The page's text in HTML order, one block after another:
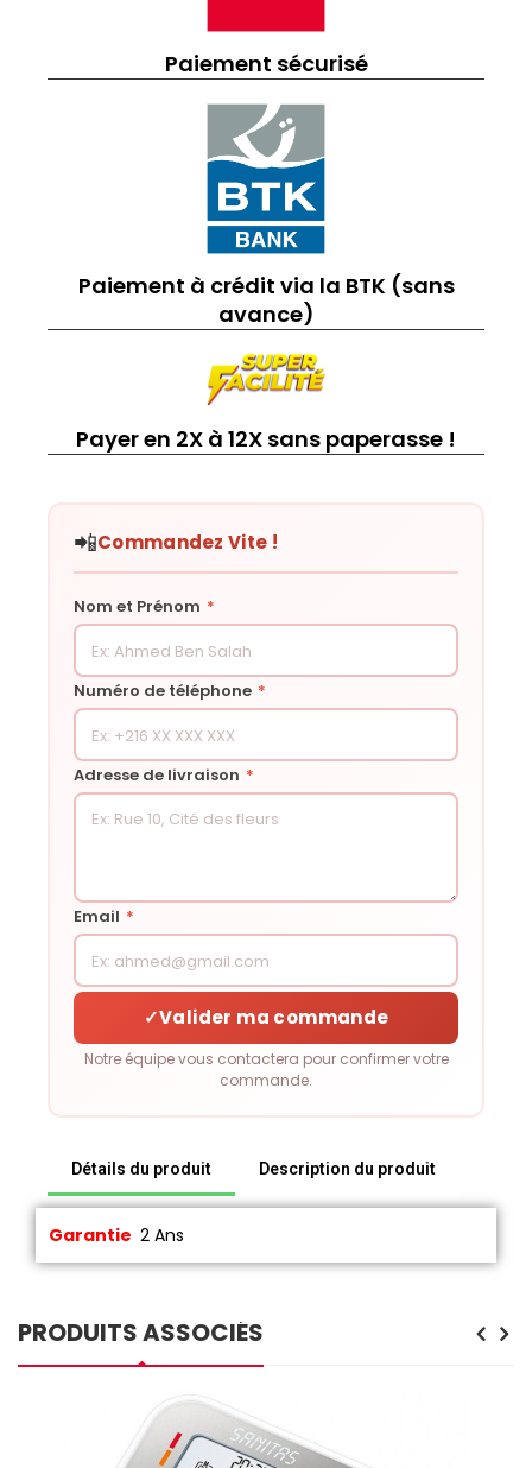
Paiement sécurisé
Paiement à crédit via la BTK (sans
avance)
Payer en 2X à 12X sans paperasse !
📲Commandez Vite !
Nom et Prénom *
Numéro de téléphone *
Adresse de livraison *
Email *
✓Valider ma commande
Notre équipe vous contactera pour confirmer votre
commande.
Détails du produit Description du produit
Garantie 2 Ans
PRODUITS ASSOCIÉS